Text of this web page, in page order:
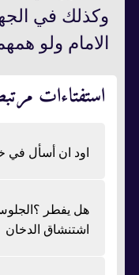
وكذلك في
الامام ولو
استفتاءات
اود ان أسأل
هل يفطر
اشتنشاق الدخان